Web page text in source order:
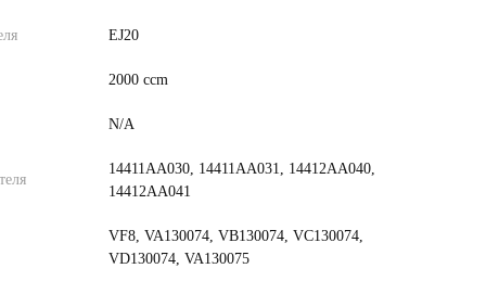
EJ20
2000 ccm
N/A
14411AA030, 14411AA031, 14412AA040,
14412AA041
VF8, VA130074, VB130074, VC130074,
VD130074, VA130075